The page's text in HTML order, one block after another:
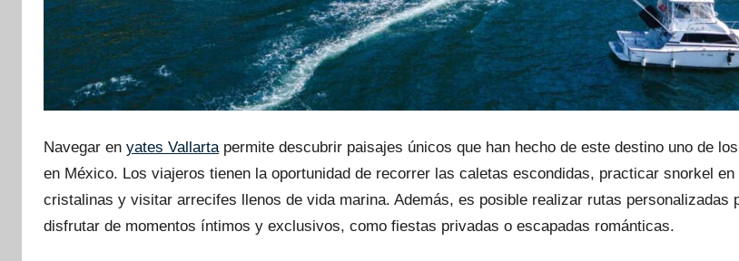
Navegar en yates Vallarta permite descubrir paisajes únicos que han hecho de este destino uno de
en México. Los viajeros tienen la oportunidad de recorrer las caletas escondidas, practicar snorkel en
cristalinas y visitar arrecifes llenos de vida marina. Además, es posible realizar rutas personalizadas
disfrutar de momentos íntimos y exclusivos, como fiestas privadas o escapadas románticas.